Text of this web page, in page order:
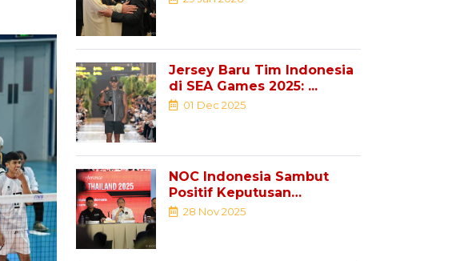
Jersey Baru Tim Indonesia
di SEA Games 2025: ...
01 Dec 2025
NOC Indonesia Sambut
Positif Keputusan
Pemindahan Sejumlah ...
28 Nov 2025